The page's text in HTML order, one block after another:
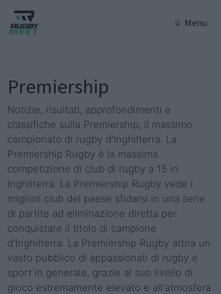
↓ Menu
Premiership
Notizie, risultati, approfondimenti e
classifiche sulla Premiership, il massimo
campionato di rugby d'Inghilterra. La
Premiership Rugby è la massima
competizione di club di rugby a 15 in
Inghilterra. La Premiership Rugby vede i
migliori club del paese sfidarsi in una serie
di partite ad eliminazione diretta per
conquistare il titolo di campione
d'Inghilterra. La Premiership Rugby attira un
vasto pubblico di appassionati di rugby e
sport in generale, grazie al suo livello di
gioco estremamente elevato e all'atmosfera